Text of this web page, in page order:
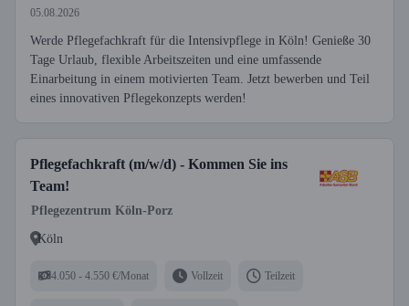
05.08.2026
Werde Pflegefachkraft für die Intensivpflege in Köln! Genieße 30
Tage Urlaub, flexible Arbeitszeiten und eine umfassende
Einarbeitung in einem motivierten Team. Jetzt bewerben und Teil
eines innovativen Pflegekonzepts werden!
Pflegefachkraft (m/w/d) - Kommen Sie ins
Team!
Pflegezentrum Köln-Porz
Köln
4.050 - 4.550 €/Monat Vollzeit Teilzeit